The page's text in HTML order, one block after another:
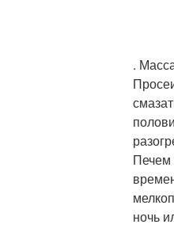
.
Печем
ночь